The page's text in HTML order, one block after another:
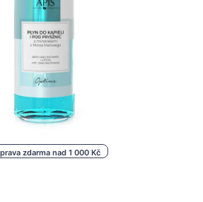
zdarma nad 1 000 Kč